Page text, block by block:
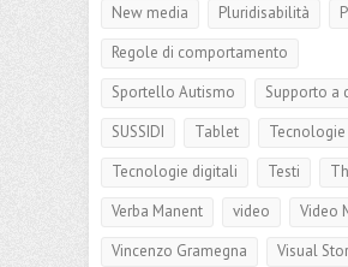
New media
Pluridisabilità
Regole di comportamento
Sportello Autismo
Supporto a
SUSSIDI
Tablet
Tecnologie
Tecnologie digitali
Testi
Verba Manent
video
Video
Vincenzo Gramegna
Visual